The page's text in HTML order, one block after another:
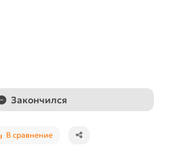
Закончился
В сравнение